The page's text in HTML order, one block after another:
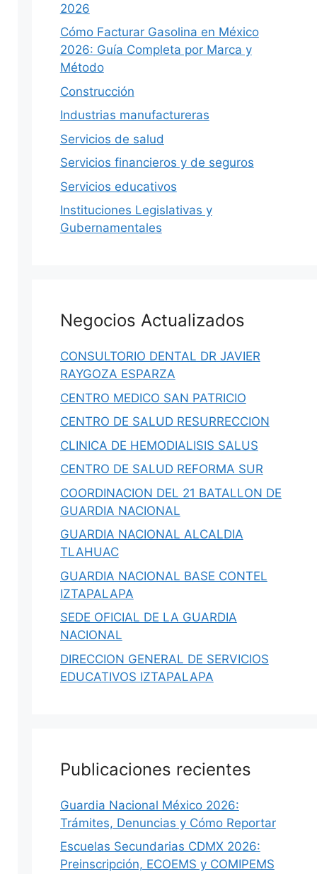
citas
hace 23 horas·39 min
Salud Pública en Nuevo León 2026:
Regia
Guía 2026 de salud en Nuevo León: por
qué NL no está…
Iovanny Olguín Ávila
2026
Cómo Facturar Gasolina en México
2026: Guía Completa por Marca y
Método
Construcción
Industrias manufactureras
Servicios de salud
Servicios financieros y de seguros
Servicios educativos
Instituciones Legislativas y
Gubernamentales
Negocios Actualizados
CONSULTORIO DENTAL DR JAVIER
RAYGOZA ESPARZA
CENTRO MEDICO SAN PATRICIO
CENTRO DE SALUD RESURRECCION
CLINICA DE HEMODIALISIS SALUS
CENTRO DE SALUD REFORMA SUR
COORDINACION DEL 21 BATALLON DE
GUARDIA NACIONAL
GUARDIA NACIONAL ALCALDIA
TLAHUAC
GUARDIA NACIONAL BASE CONTEL
IZTAPALAPA
SEDE OFICIAL DE LA GUARDIA
NACIONAL
DIRECCION GENERAL DE SERVICIOS
EDUCATIVOS IZTAPALAPA
Publicaciones recientes
Guardia Nacional México 2026:
Trámites, Denuncias y Cómo Reportar
Escuelas Secundarias CDMX 2026:
Preinscripción, ECOEMS y COMIPEMS